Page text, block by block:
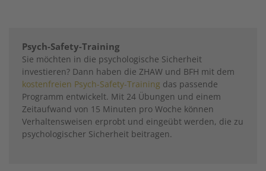
Psych-Safety-Training
Sie möchten in die psychologische Sicherheit
investieren? Dann haben die ZHAW und BFH mit dem
kostenfreien Psych-Safety-Training das passende
Programm entwickelt. Mit 24 Übungen und einem
Zeitaufwand von 15 Minuten pro Woche können
Verhaltensweisen erprobt und eingeübt werden, die zu
psychologischer Sicherheit beitragen.